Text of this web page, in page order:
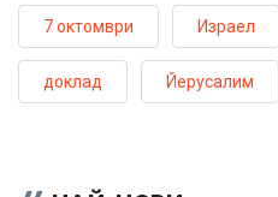
7 октомври Израел
доклад Йерусалим